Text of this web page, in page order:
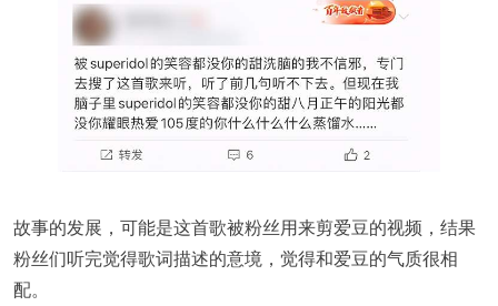
故事的发展，可能是这首歌被粉丝用来剪爱豆的视频，结果
粉丝们听完觉得歌词描述的意境，觉得和爱豆的气质很相
配。